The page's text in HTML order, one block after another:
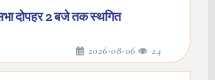
दोपहर 2 बजे तक स्थगित
2026-08-06 24